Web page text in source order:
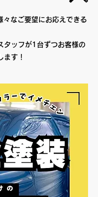
々なご要望にお応えできる
タッフが1台ずつお客様の
ます！